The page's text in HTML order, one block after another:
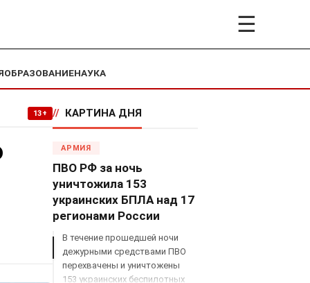
☰
ОБРАЗОВАНИЕНАУКА
13+ // КАРТИНА ДНЯ
АРМИЯ
ПВО РФ за ночь
уничтожила 153
украинских БПЛА над 17
регионами России
В течение прошедшей ночи
дежурными средствами ПВО
перехвачены и уничтожены
153 украинских беспилотных